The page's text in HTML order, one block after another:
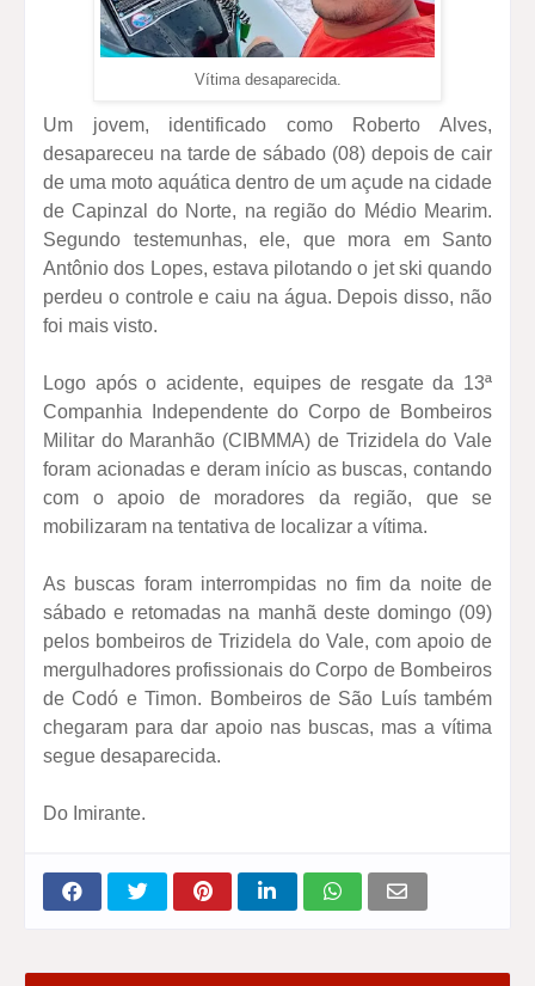
Vítima desaparecida.
Um jovem, identificado como Roberto Alves,
desapareceu na tarde de sábado (08) depois de cair
de uma moto aquática dentro de um açude na cidade
de Capinzal do Norte, na região do Médio Mearim.
Segundo testemunhas, ele, que mora em Santo
Antônio dos Lopes, estava pilotando o jet ski quando
perdeu o controle e caiu na água. Depois disso, não
foi mais visto.
Logo após o acidente, equipes de resgate da 13ª
Companhia Independente do Corpo de Bombeiros
Militar do Maranhão (CIBMMA) de Trizidela do Vale
foram acionadas e deram início as buscas, contando
com o apoio de moradores da região, que se
mobilizaram na tentativa de localizar a vítima.
As buscas foram interrompidas no fim da noite de
sábado e retomadas na manhã deste domingo (09)
pelos bombeiros de Trizidela do Vale, com apoio de
mergulhadores profissionais do Corpo de Bombeiros
de Codó e Timon. Bombeiros de São Luís também
chegaram para dar apoio nas buscas, mas a vítima
segue desaparecida.
Do Imirante.